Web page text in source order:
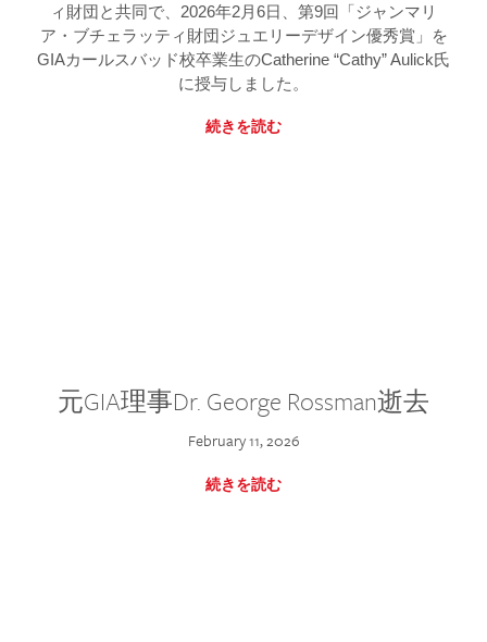
ィ財団と共同で、2026年2月6日、第9回「ジャンマリ
ア・ブチェラッティ財団ジュエリーデザイン優秀賞」を
GIAカールスバッド校卒業生のCatherine “Cathy” Aulick氏
に授与しました。
続きを読む
元GIA理事Dr. George Rossman逝去
February 11, 2026
続きを読む